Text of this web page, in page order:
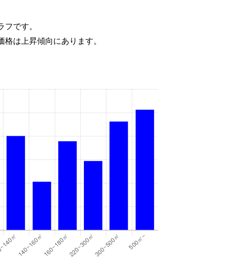
です。
は上昇傾向にあります。